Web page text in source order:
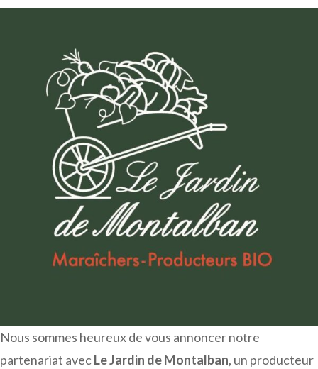
Nous sommes heureux de vous annoncer notre
partenariat avecLe Jardin de Montalban, un producteur